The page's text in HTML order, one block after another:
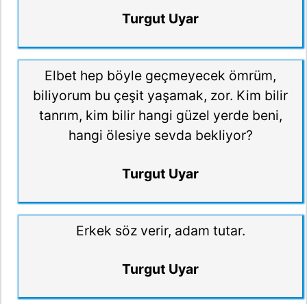
Turgut Uyar
Elbet hep böyle geçmeyecek ömrüm,
biliyorum bu çeşit yaşamak, zor. Kim bilir
tanrım, kim bilir hangi güzel yerde beni,
hangi ölesiye sevda bekliyor?
Turgut Uyar
Erkek söz verir, adam tutar.
Turgut Uyar